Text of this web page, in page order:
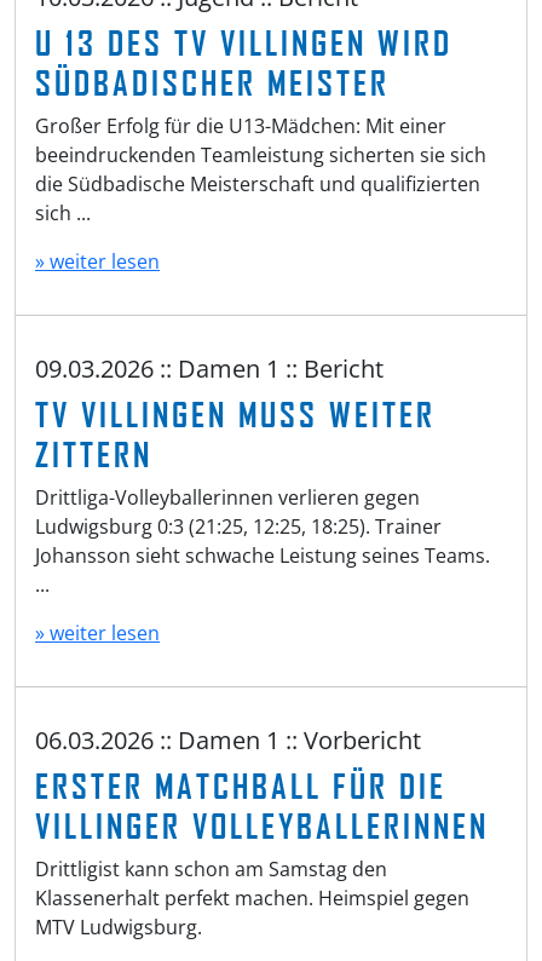
U 13 DES TV VILLINGEN WIRD
SÜDBADISCHER MEISTER
Großer Erfolg für die U13-Mädchen: Mit einer
beeindruckenden Teamleistung sicherten sie sich
die Südbadische Meisterschaft und qualifizierten
sich ...
» weiter lesen
09.03.2026 :: Damen 1 :: Bericht
TV VILLINGEN MUSS WEITER
ZITTERN
Drittliga-Volleyballerinnen verlieren gegen
Ludwigsburg 0:3 (21:25, 12:25, 18:25). Trainer
Johansson sieht schwache Leistung seines Teams.
...
» weiter lesen
06.03.2026 :: Damen 1 :: Vorbericht
ERSTER MATCHBALL FÜR DIE
VILLINGER VOLLEYBALLERINNEN
Drittligist kann schon am Samstag den
Klassenerhalt perfekt machen. Heimspiel gegen
MTV Ludwigsburg.